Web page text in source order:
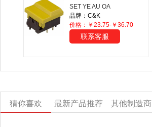
SET YE AU OA
品牌：C&K
价格：￥23.75-￥36.70
联系客服
猜你喜欢 最新产品推荐 其他制造商